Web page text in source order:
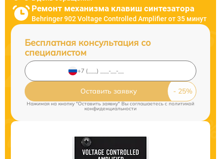
Ремонт механизма клавиш синтезатора
Behringer 902 Voltage Controlled Amplifier от 35 минут
Бесплатная консультация со
специалистом
Оставить заявку
Нажимая на кнопку "Оставить заявку" Вы соглашаетесь cполитикой
конфиденциальности